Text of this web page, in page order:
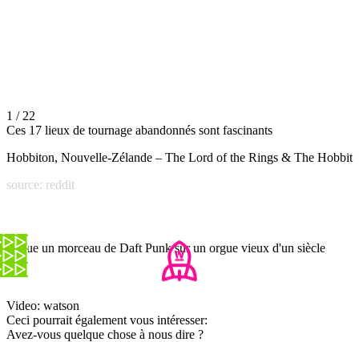
1 / 22
Ces 17 lieux de tournage abandonnés sont fascinants
Hobbiton, Nouvelle-Zélande – The Lord of the Rings & The Hobbit
source: reddit
Il joue un morceau de Daft Punk sur un orgue vieux d'un siècle
Video: watson
Ceci pourrait également vous intéresser:
Avez-vous quelque chose à nous dire ?